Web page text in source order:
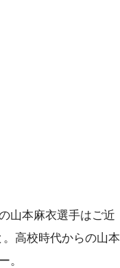
山本麻衣選手はご近
高校時代からの山本
。